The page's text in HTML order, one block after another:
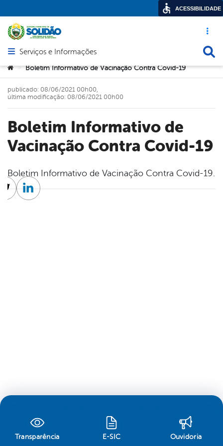
Acesso
Abrir menu principal de navegação
Serviços e Informações
Você está aqui:
> Boletim Informativo de Vacinação Contra Covid-19
Boletim Informativo de
Vacinação Contra Covid-19
publicado: 08/06/2021 00h00,
última modificação: 08/06/2021 00h00
Boletim Informativo de Vacinação Contra Covid-19.
TwitterLinkedin
Transparência E-SIC Ouvidoria
ACESSIBILIDADE